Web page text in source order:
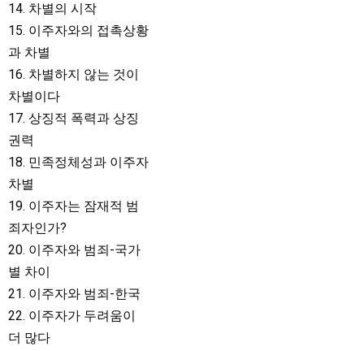
14. 차별의 시작
15. 이주자와의 접촉상황
과 차별
16. 차별하지 않는 것이
차별이다
17. 상징적 폭력과 상징
권력
18. 민족정체성과 이주자
차별
19. 이주자는 잠재적 범
죄자인가?
20. 이주자와 범죄-국가
별 차이
21. 이주자와 범죄-한국
22. 이주자가 두려움이
더 많다